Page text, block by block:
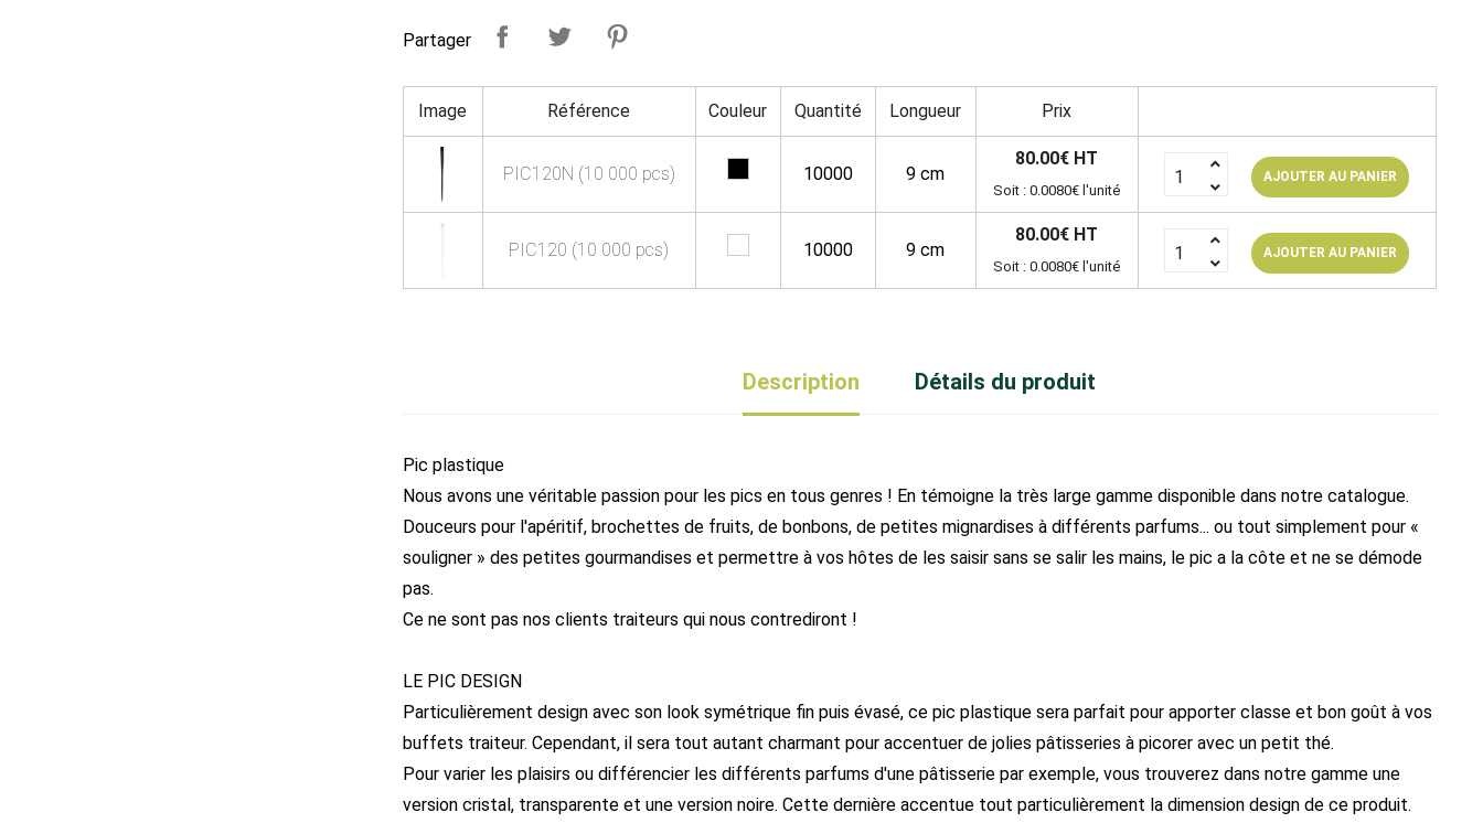
Partager
Image Référence Couleur Quantité Longueur Prix
PIC120N (10 000 pcs) 10000 9 cm
80.00€ HT
Soit : 0.0080€ l'unité
AJOUTER AU PANIER
PIC120 (10 000 pcs) 10000 9 cm
80.00€ HT
Soit : 0.0080€ l'unité
AJOUTER AU PANIER
Description Détails du produit
Pic plastique
Nous avons une véritable passion pour les pics en tous genres ! En témoigne la très large gamme disponible dans notre catalogue.
Douceurs pour l'apéritif, brochettes de fruits, de bonbons, de petites mignardises à différents parfums... ou tout simplement pour «
souligner » des petites gourmandises et permettre à vos hôtes de les saisir sans se salir les mains, le pic a la côte et ne se démode
pas.
Ce ne sont pas nos clients traiteurs qui nous contrediront !
LE PIC DESIGN
Particulièrement design avec son look symétrique fin puis évasé, ce pic plastique sera parfait pour apporter classe et bon goût à vos
buffets traiteur. Cependant, il sera tout autant charmant pour accentuer de jolies pâtisseries à picorer avec un petit thé.
Pour varier les plaisirs ou différencier les différents parfums d'une pâtisserie par exemple, vous trouverez dans notre gamme une
version cristal, transparente et une version noire. Cette dernière accentue tout particulièrement la dimension design de ce produit.